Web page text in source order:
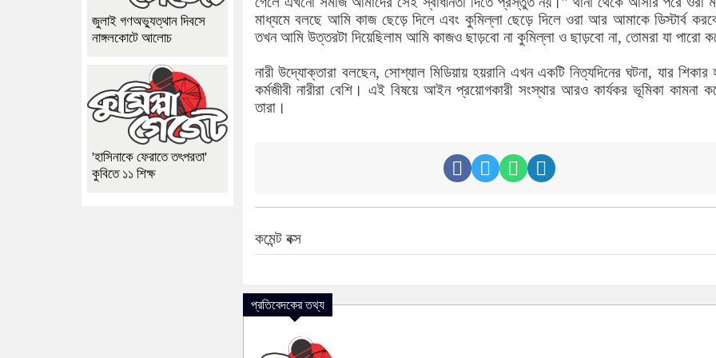
মাধ্যমে বলছে আমি কাজ ছেড়ে দিলে এবং কুমিল্লা ছেড়ে দিলে ওরা আর আমাকে ডিস্টার্ব
তখন আমি উত্তরটা দিয়েছিলাম আমি কাজও ছাড়বো না কুমিল্লা ও ছাড়বো না, তোমরা যা পারো
নারী উদ্যোক্তারা বলছেন, সোশ্যাল মিডিয়ায় হয়রানি এখন একটি নিত্যদিনের ঘটনা, যার শিকার
কর্মজীবী নারীরা বেশি। এই বিষয়ে আইন প্রয়োগকারী সংস্থার আরও কার্যকর ভূমিকা কামনা
তারা।
কমেন্ট বক্স
প্রতিবেদকের তথ্য
জুলাই গণঅভ্যুত্থান দিবসে
নাঙ্গলকোটে আলোচ
'হাসিনাকে ফেরাতে তৎপরতা'
কুবিতে ১১ শিক্ষ